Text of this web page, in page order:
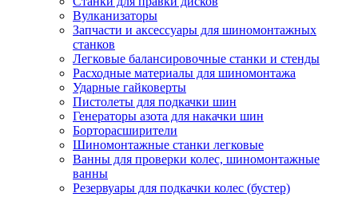
Вулканизаторы
Запчасти и аксессуары для шиномонтажных
станков
Легковые балансировочные станки и стенды
Расходные материалы для шиномонтажа
Ударные гайковерты
Пистолеты для подкачки шин
Генераторы азота для накачки шин
Борторасширители
Шиномонтажные станки легковые
Ванны для проверки колес, шиномонтажные
ванны
Резервуары для подкачки колес (бустер)